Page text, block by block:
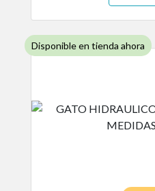
Disponible en tienda ahora